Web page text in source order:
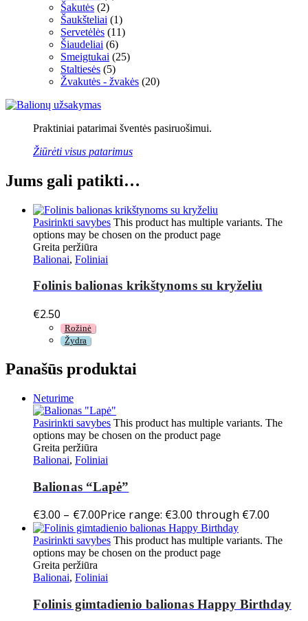
Šakutės (2)
Šaukšteliai (1)
Servetėlės (11)
Šiaudeliai (6)
Smeigtukai (25)
Staltiesės (5)
Žvakutės - žvakės (20)
Praktiniai patarimai šventės pasiruošimui.
Žiūrėti visus patarimus
Jums gali patikti…
Pasirinkti savybes This product has multiple variants. The
options may be chosen on the product page
Greita peržiūra
Balionai, Foliniai
Folinis balionas krikštynoms su kryželiu
€2.50
Rožinė
Žydra
Panašūs produktai
Neturime
Pasirinkti savybes This product has multiple variants. The
options may be chosen on the product page
Greita peržiūra
Balionai, Foliniai
Balionas “Lapė”
€3.00 – €7.00Price range: €3.00 through €7.00
Pasirinkti savybes This product has multiple variants. The
options may be chosen on the product page
Greita peržiūra
Balionai, Foliniai
Folinis gimtadienio balionas Happy Birthday